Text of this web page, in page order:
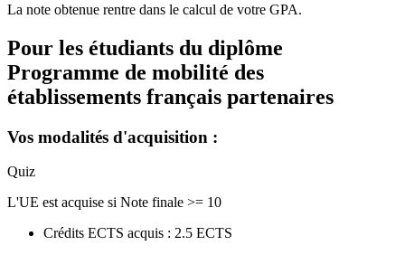
La note obtenue rentre dans le calcul de votre GPA.
Pour les étudiants du diplôme
Programme de mobilité des
établissements français partenaires
Vos modalités d'acquisition :
Quiz
L'UE est acquise si Note finale >= 10
Crédits ECTS acquis : 2.5 ECTS